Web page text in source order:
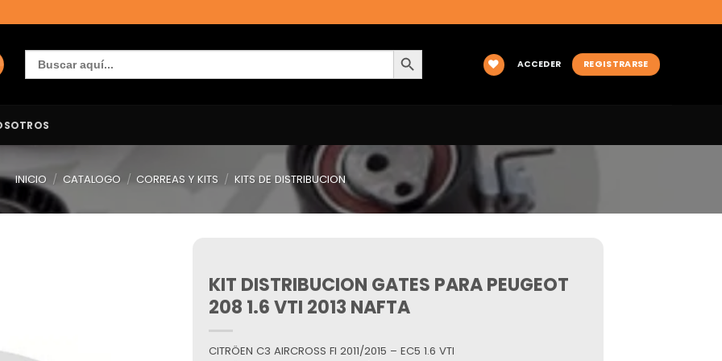
Buscar:
BOTÓN DE BÚSQUEDA
ACCEDER
REGISTRARSE
INICIO / CATALOGO / CORREAS Y KITS / KITS DE DISTRIBUCION
KIT DISTRIBUCION GATES PARA PEUGEOT
208 1.6 VTI 2013 NAFTA
CITRÖEN C3 AIRCROSS FI 2011/2015 – EC5 1.6 VTI